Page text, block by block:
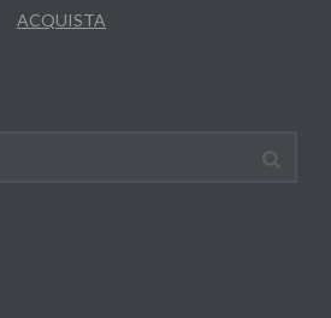
ACQUISTA